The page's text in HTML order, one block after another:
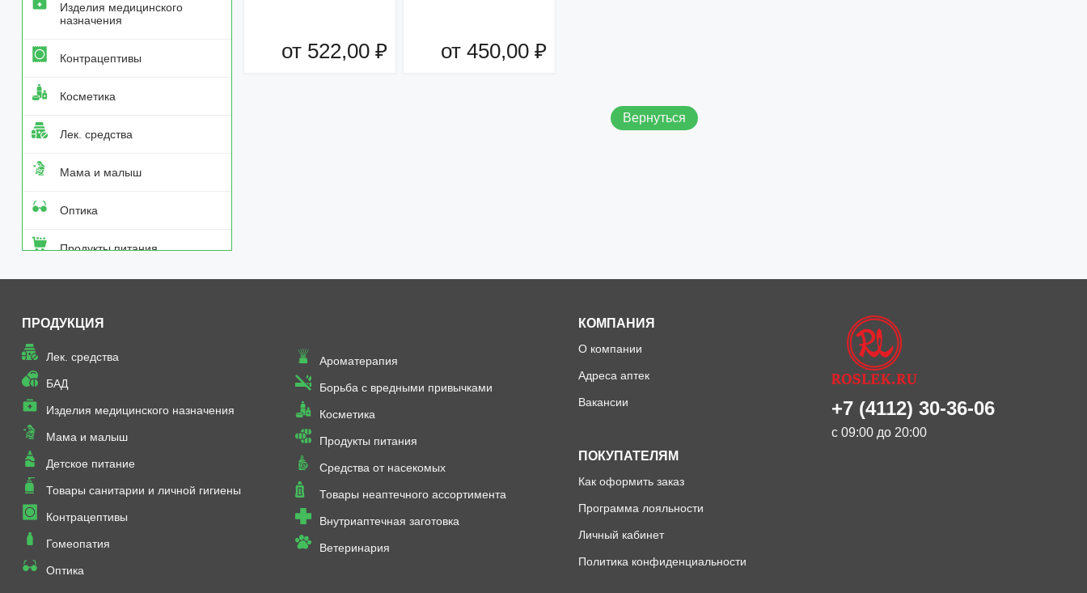
Изделия медицинского
назначения
Контрацептивы
Косметика
Лек. средства
Мама и малыш
Оптика
Продукты питания
Товары неаптечного
гигиены
от 522,00 ₽ от 450,00 ₽
Вернуться
ПРОДУКЦИЯ
Лек. средства
БАД
Изделия медицинского назначения
Мама и малыш
Детское питание
Товары санитарии и личной гигиены
Контрацептивы
Гомеопатия
Оптика
Ароматерапия
Борьба с вредными привычками
Косметика
Продукты питания
Средства от насекомых
Товары неаптечного ассортимента
Внутриаптечная заготовка
Ветеринария
КОМПАНИЯ
О компании
Адреса аптек
Вакансии
ПОКУПАТЕЛЯМ
Как оформить заказ
Программа лояльности
Личный кабинет
Политика конфиденциальности
+7 (4112) 30-36-06
с 09:00 до 20:00